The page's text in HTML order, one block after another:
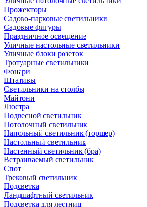
Прожекторы
Садово-парковые светильники
Садовые фигуры
Праздничное освещение
Уличные настольные светильники
Уличные блоки розеток
Тротуарные светильники
Фонари
Штативы
Светильники на столбы
Майтони
Люстра
Подвесной светильник
Потолочный светильник
Напольный светильник (торшер)
Настольный светильник
Настенный светильник (бра)
Встраиваемый светильник
Спот
Трековый светильник
Подсветка
Ландшафтный светильник
Подсветка для лестниц